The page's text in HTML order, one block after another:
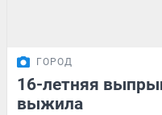
ГОРОД
16-летняя
выжила